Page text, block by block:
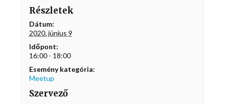
Részletek
Dátum:
2020. június 9
Időpont:
16:00 - 18:00
Esemény kategória:
Meetup
Szervező